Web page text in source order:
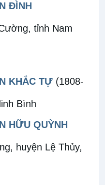
ĐÌNH
tỉnh Nam
KHẮC TỰ (1808-
Bình
HỮU QUỲNH
huyện Lệ Thủy,